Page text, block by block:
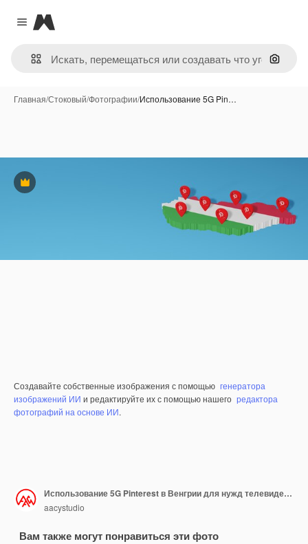
Close menu
Magnific
Поиск
Главная/Стоковый/Фотографии/Использование 5G Pin…
Премиум
Создавайте собственные изображения с помощью генератора
изображений ИИ и редактируйте их с помощью нашего редактора
фотографий на основе ИИ.
Использование 5G Pinterest в Венгрии для нужд телевидения в социальных сетях и фонового покрытия веб-сайтов
aacystudio
Вам также могут понравиться эти фото